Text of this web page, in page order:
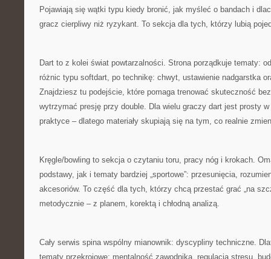
Pojawiają się wątki typu kiedy bronić, jak myśleć o bandach i
gracz cierpliwy niż ryzykant. To sekcja dla tych, którzy lubią
Dart to z kolei świat powtarzalności. Strona porządkuje tematy:
różnic typu softdart, po technikę: chwyt, ustawienie nadgarstka
Znajdziesz tu podejście, które pomaga trenować skuteczność
wytrzymać presję przy double. Dla wielu graczy dart jest prosty
praktyce – dlatego materiały skupiają się na tym, co realnie
Kręgle/bowling to sekcja o czytaniu toru, pracy nóg i krokach.
podstawy, jak i tematy bardziej „sportowe”: przesunięcia,
akcesoriów. To część dla tych, którzy chcą przestać grać „na
metodycznie – z planem, korektą i chłodną analizą.
Cały serwis spina wspólny mianownik: dyscypliny techniczne.
tematy przekrojowe: mentalność zawodnika, regulacja stresu,